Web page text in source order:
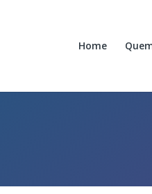
Home